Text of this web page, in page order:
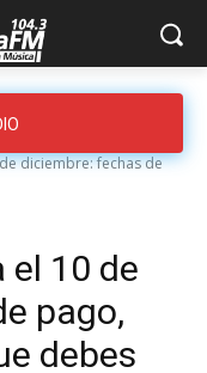
diciembre: fechas de
el 10 de
pago,
debes